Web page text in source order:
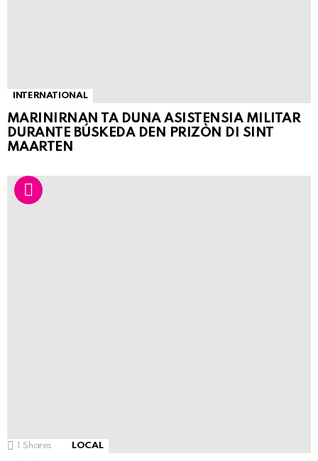
INTERNATIONAL
MARINIRNAN TA DUNA ASISTENSIA MILITAR
DURANTE BÚSKEDA DEN PRIZÒN DI SINT
MAARTEN
Shares LOCAL